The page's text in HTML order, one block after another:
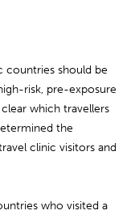
countries should be
risk, pre-exposure
which travellers
the
clinic visitors and
who visited a